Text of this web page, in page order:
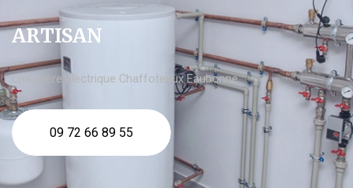
ARTISAN
chaudière électrique Chaffoteaux Eaubonne
09 72 66 89 55